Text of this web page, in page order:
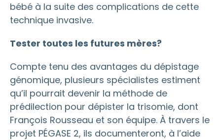
bébé à la suite des complications de cette
technique invasive.
Tester toutes les futures mères?
Compte tenu des avantages du dépistage
génomique, plusieurs spécialistes estiment
qu’il pourrait devenir la méthode de
prédilection pour dépister la trisomie, dont
François Rousseau et son équipe. À travers le
projet PÉGASE 2, ils documenteront, à l’aide